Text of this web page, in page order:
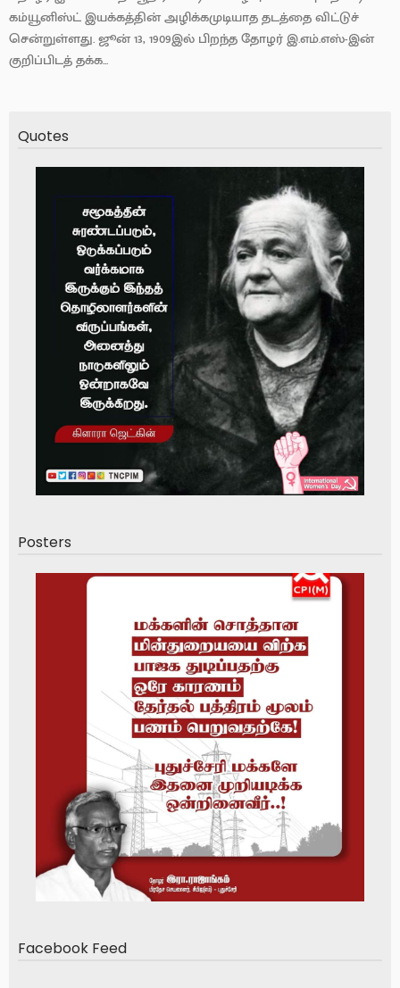
கம்யூனிஸ்ட் இயக்கத்தின் அழிக்கமுடியாத தடத்தை விட்டுச்
சென்றுள்ளது. ஜூன் 13, 1909இல் பிறந்த தோழர் இ.எம்.எஸ்-இன்
குறிப்பிடத் தக்க...
Quotes
Posters
Facebook Feed